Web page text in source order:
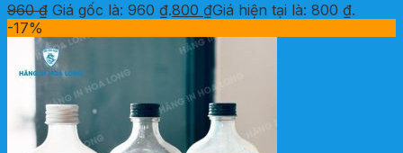
960₫ Giá gốc là: 960 ₫.800 ₫Giá hiện tại là: 800 ₫.
-17%